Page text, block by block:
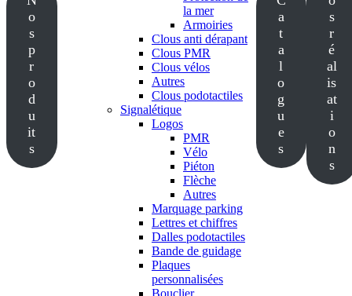
o
s
p
r
o
d
u
it
s
la mer
Armoiries
Clous anti dérapant
Clous PMR
Clous vélos
Autres
Clous podotactiles
Signalétique
Logos
PMR
Vélo
Piéton
Flèche
Autres
Marquage parking
Lettres et chiffres
Dalles podotactiles
Bande de guidage
Plaques
personnalisées
Bouclier
a
t
a
l
o
g
u
e
s
s
r
é
al
is
at
i
o
n
s